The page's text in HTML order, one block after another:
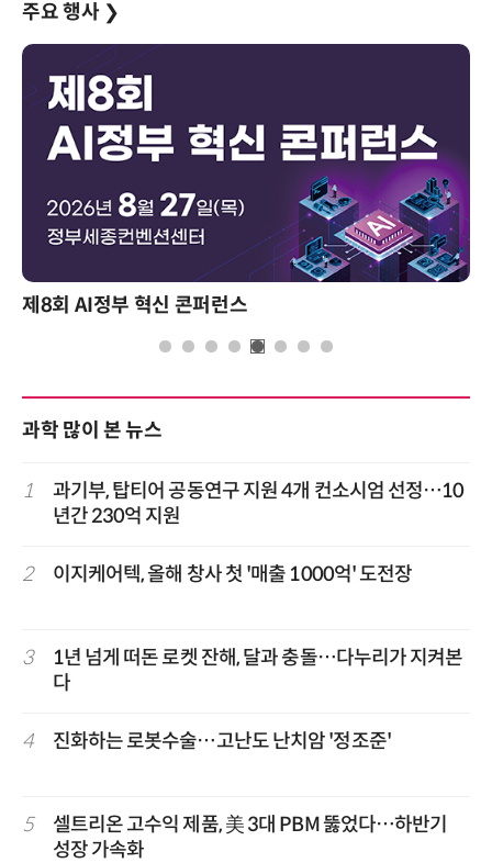
주요 행사 ❯
성과를 만드는 AI 에이전트 운영 전략 및 사례
과학 많이 본 뉴스
1
과기부, 탑티어 공동연구 지원 4개 컨소시엄 선정…10
년간 230억 지원
2 이지케어텍, 올해 창사 첫 '매출 1000억' 도전장
3
1년 넘게 떠돈 로켓 잔해, 달과 충돌…다누리가 지켜본
다
4 진화하는 로봇수술…고난도 난치암 '정조준'
5
셀트리온 고수익 제품, 美 3대 PBM 뚫었다…하반기
성장 가속화